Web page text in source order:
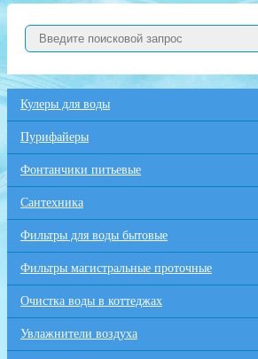
Кулеры для воды
Пурифайеры
Фонтанчики питьевые
Сантехника
Фильтры для воды бытовые
Фильтры магистральные проточные
Очистка воды в коттеджах
Увлажнители воздуха